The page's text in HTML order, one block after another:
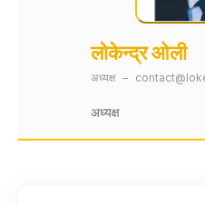
लोकेन्द्र ओली
अध्यक्ष –
अध्यक्ष